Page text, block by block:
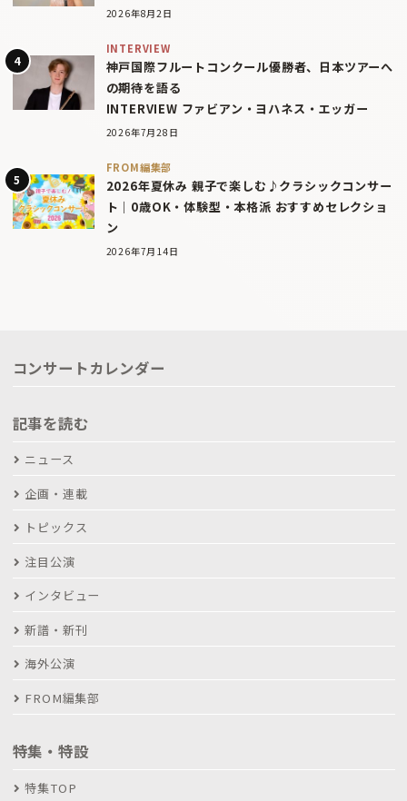
2026年8月2日
INTERVIEW
神戸国際フルートコンクール優勝者、日本ツアーへ
の期待を語る
INTERVIEW ファビアン・ヨハネス・エッガー
2026年7月28日
FROM編集部
2026年夏休み 親子で楽しむ♪クラシックコンサー
ト｜0歳OK・体験型・本格派 おすすめセレクショ
ン
2026年7月14日
コンサートカレンダー
記事を読む
ニュース
企画・連載
トピックス
注目公演
インタビュー
新譜・新刊
海外公演
FROM編集部
特集・特設
特集TOP